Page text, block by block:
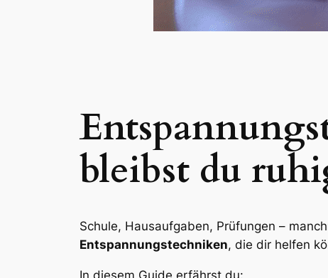
bleibst du
Schule, Hausaufgaben, Prüfungen –
Entspannungstechniken, die dir helfen
In diesem Guide erfährst du: